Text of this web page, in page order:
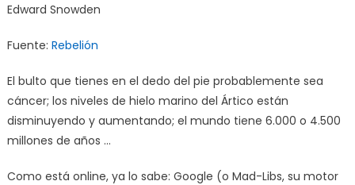
Edward Snowden
Fuente: Rebelión
El bulto que tienes en el dedo del pie probablemente sea
cáncer; los niveles de hielo marino del Ártico están
disminuyendo y aumentando; el mundo tiene 6.000 o 4.500
millones de años …
Como está online, ya lo sabe: Google (o Mad-Libs, su motor